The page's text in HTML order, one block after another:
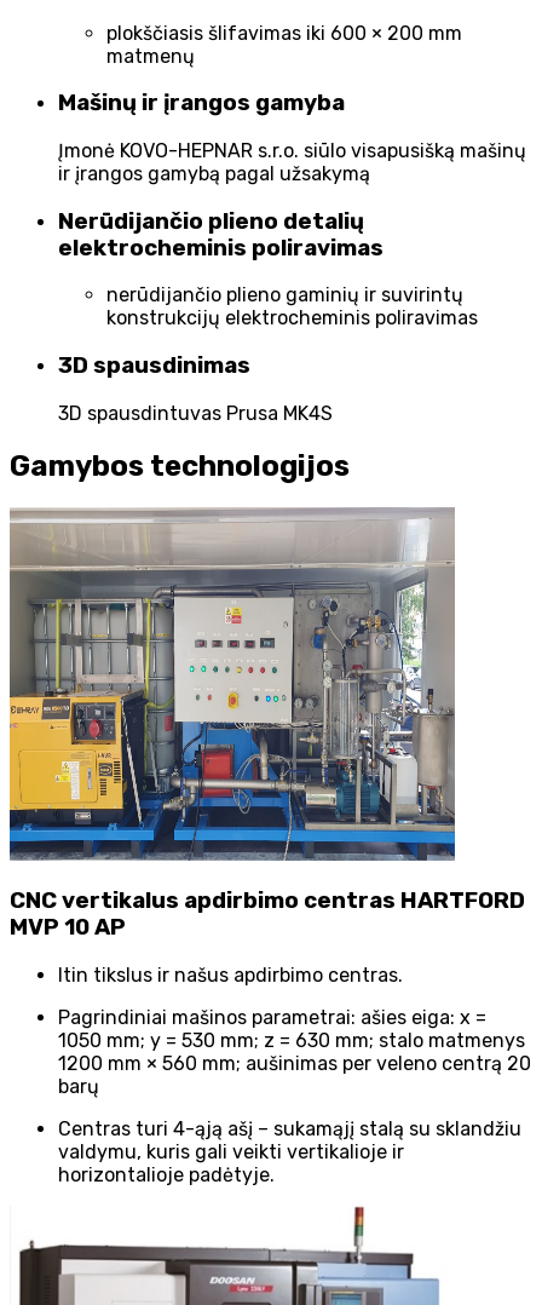
plokščiasis šlifavimas iki 600 × 200 mm
matmenų
Mašinų ir įrangos gamyba
Įmonė KOVO-HEPNAR s.r.o. siūlo visapusišką mašinų
ir įrangos gamybą pagal užsakymą
Nerūdijančio plieno detalių
elektrocheminis poliravimas
nerūdijančio plieno gaminių ir suvirintų
konstrukcijų elektrocheminis poliravimas
3D spausdinimas
3D spausdintuvas Prusa MK4S
Gamybos technologijos
CNC vertikalus apdirbimo centras HARTFORD
MVP 10 AP
Itin tikslus ir našus apdirbimo centras.
Pagrindiniai mašinos parametrai: ašies eiga: x =
1050 mm; y = 530 mm; z = 630 mm; stalo matmenys
1200 mm × 560 mm; aušinimas per veleno centrą 20
barų
Centras turi 4-ąją ašį – sukamąjį stalą su sklandžiu
valdymu, kuris gali veikti vertikalioje ir
horizontalioje padėtyje.